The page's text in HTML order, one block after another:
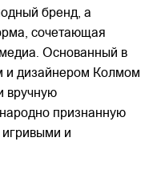
бренд, а
сочетающая
Основанный в
и дизайнером Колмом
вручную
признанную
и